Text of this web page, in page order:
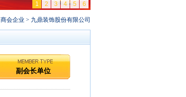
1 2 3 4 5 6
商会企业 > 九鼎装饰股份有限公司
副会长单位